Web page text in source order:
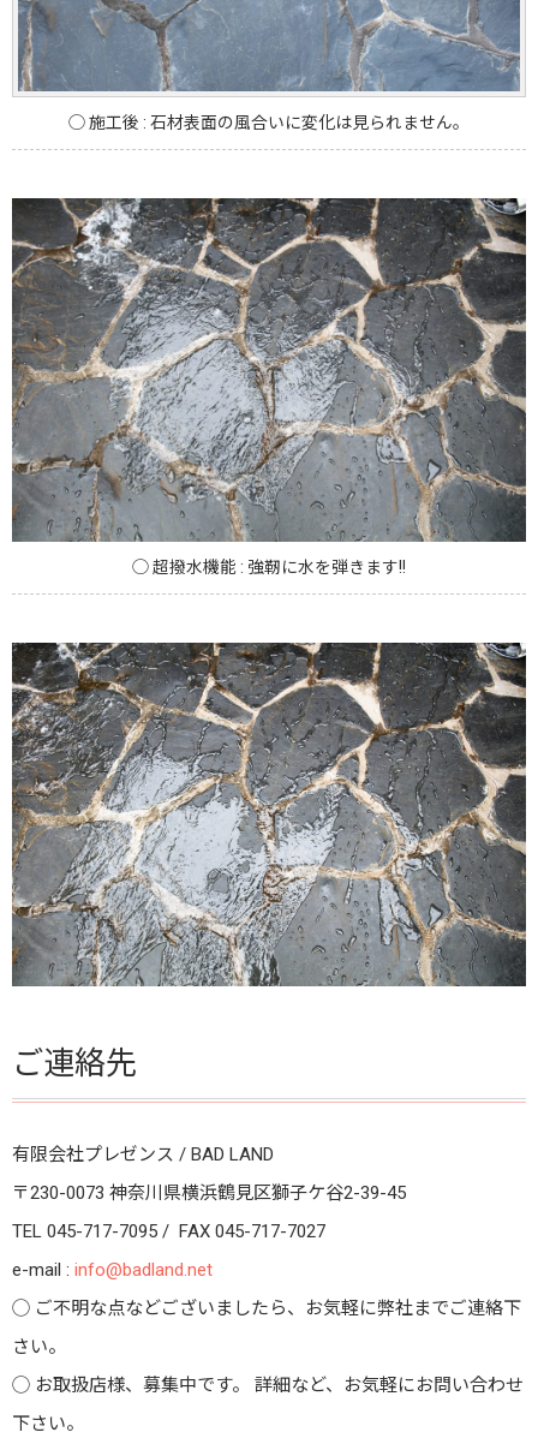
◯ 施工後 : 石材表面の風合いに変化は見られません。
◯ 超撥水機能 : 強靭に水を弾きます!!
ご連絡先
有限会社プレゼンス / BAD LAND
〒230-0073 神奈川県横浜鶴見区獅子ケ谷2-39-45
TEL 045-717-7095 / FAX 045-717-7027
e-mail : info@badland.net
◯ ご不明な点などございましたら、お気軽に弊社までご連絡下
さい。
◯ お取扱店様、募集中です。 詳細など、お気軽にお問い合わせ
下さい。